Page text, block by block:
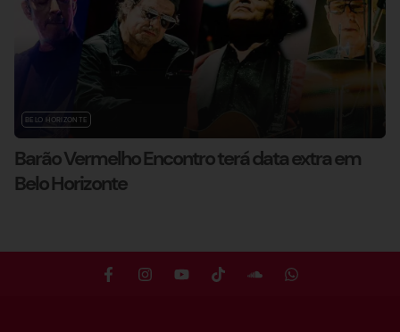
BELO HORIZONTE
Barão Vermelho Encontro terá data extra em
Belo Horizonte